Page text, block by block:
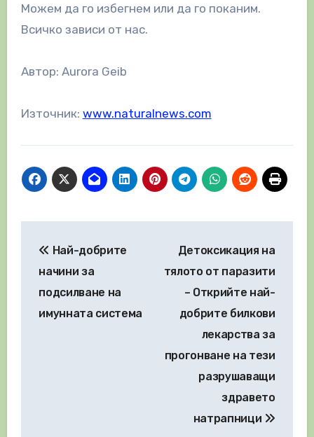
Можем да го избегнем или да го поканим.
Всичко зависи от нас.
Автор: Aurora Geib
Източник: www.naturalnews.com
Най-добрите
начини за
подсилване на
имунната система
Детоксикация на
тялото от паразити
– Открийте най-
добрите билкови
лекарства за
прогонване на тези
разрушаващи
здравето
натрапници